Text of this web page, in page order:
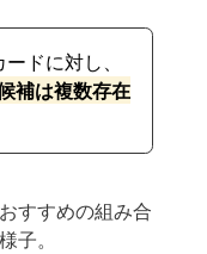
ドに対し、
補は複数存在
すすめの組み合
子。